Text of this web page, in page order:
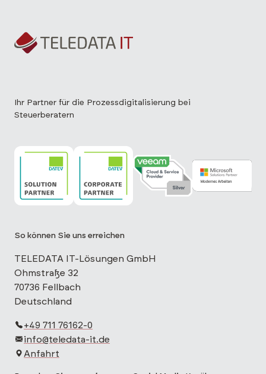
Ihr Partner für die Prozessdigitalisierung bei
Steuerberatern
So können Sie uns erreichen
TELEDATA IT-Lösungen GmbH
Ohmstraße 32
70736 Fellbach
Deutschland
+49 711 76162-0
info@teledata-it.de
Anfahrt